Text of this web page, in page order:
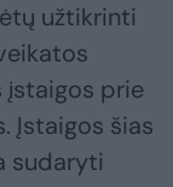
užtikrinti
įstaigos prie
Įstaigos šias
sudaryti